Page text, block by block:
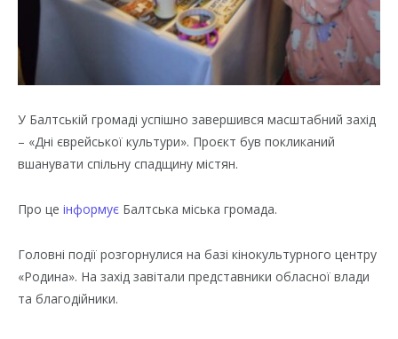
У Балтській громаді успішно завершився масштабний захід
– «Дні єврейської культури». Проєкт був покликаний
вшанувати спільну спадщину містян.
Про це інформує Балтська міська громада.
Головні події розгорнулися на базі кінокультурного центру
«Родина». На захід завітали представники обласної влади
та благодійники.